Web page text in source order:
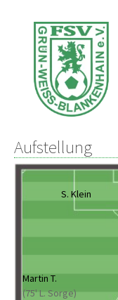
Aufstellung
S. Klein
Martin T.
(75' L. Sorge)